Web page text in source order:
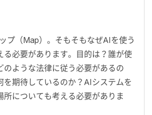
プ（Map）。そもそもなぜAIを使う
る必要があります。目的は？誰が使
のような法律に従う必要があるの
を期待しているのか？AIシステムを
所についても考える必要がありま